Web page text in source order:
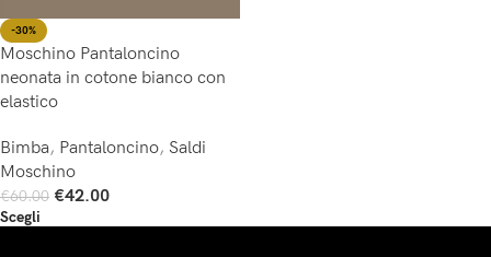
-30%
Moschino Pantaloncino
neonata in cotone bianco con
elastico
Bimba, Pantaloncino, Saldi
Moschino
€60.00 €42.00
Scegli